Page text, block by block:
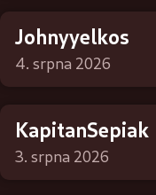
Johnyyelkos
4. srpna 2026
KapitanSepiak
3. srpna 2026